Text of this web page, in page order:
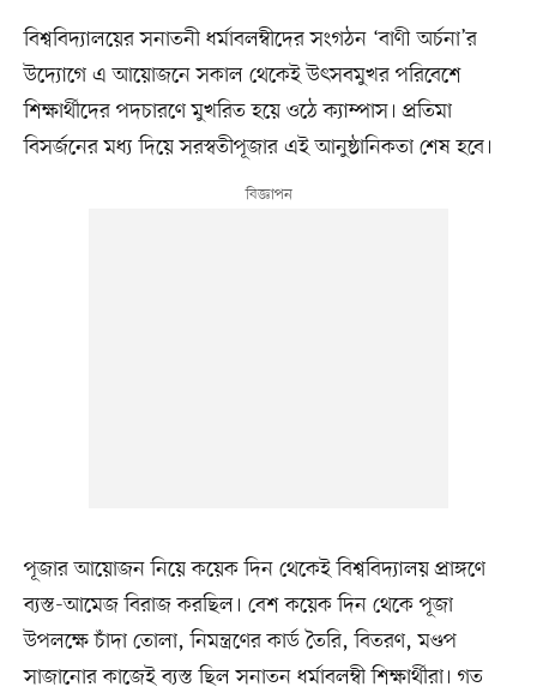
বিশ্ববিদ্যালয়ের সনাতনী ধর্মাবলম্বীদের সংগঠন ‘বাণী অর্চনা’র
উদ্যোগে এ আয়োজনে সকাল থেকেই উৎসবমুখর পরিবেশে
শিক্ষার্থীদের পদচারণে মুখরিত হয়ে ওঠে ক্যাম্পাস। প্রতিমা
বিসর্জনের মধ্য দিয়ে সরস্বতীপূজার এই আনুষ্ঠানিকতা শেষ হবে।
পূজার আয়োজন নিয়ে কয়েক দিন থেকেই বিশ্ববিদ্যালয় প্রাঙ্গণে
ব্যস্ত-আমেজ বিরাজ করছিল। বেশ কয়েক দিন থেকে পূজা
উপলক্ষে চাঁদা তোলা, নিমন্ত্রণের কার্ড তৈরি, বিতরণ, মণ্ডপ
সাজানোর কাজেই ব্যস্ত ছিল সনাতন ধর্মাবলম্বী শিক্ষার্থীরা। গত